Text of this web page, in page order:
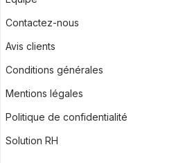
Contactez-nous
Avis clients
Conditions générales
Mentions légales
Politique de confidentialité
Solution RH